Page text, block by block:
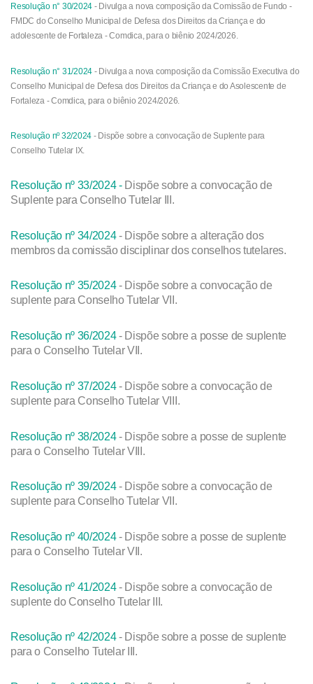
Resolução n° 30/2024 - Divulga a nova composição da Comissão de Fundo -
FMDC do Conselho Municipal de Defesa dos Direitos da Criança e do
adolescente de Fortaleza - Comdica, para o biênio 2024/2026.
Resolução n° 31/2024 - Divulga a nova composição da Comissão Executiva do
Conselho Municipal de Defesa dos Direitos da Criança e do Asolescente de
Fortaleza - Comdica, para o biênio 2024/2026.
Resolução nº 32/2024 - Dispõe sobre a convocação de Suplente para
Conselho Tutelar IX.
Resolução nº 33/2024 - Dispõe sobre a convocação de
Suplente para Conselho Tutelar III.
Resolução nº 34/2024- Dispõe sobre a alteração dos
membros da comissão disciplinar dos conselhos tutelares.
Resolução nº 35/2024- Dispõe sobre a convocação de
suplente para Conselho Tutelar VII.
Resolução nº 36/2024- Dispõe sobre a posse de suplente
para o Conselho Tutelar VII.
Resolução nº 37/2024- Dispõe sobre a convocação de
suplente para Conselho Tutelar VIII.
Resolução nº 38/2024- Dispõe sobre a posse de suplente
para o Conselho Tutelar VIII.
Resolução nº 39/2024- Dispõe sobre a convocação de
suplente para Conselho Tutelar VII.
Resolução nº 40/2024- Dispõe sobre a posse de suplente
para o Conselho Tutelar VII.
Resolução nº 41/2024- Dispõe sobre a convocação de
suplente do Conselho Tutelar III.
Resolução nº 42/2024- Dispõe sobre a posse de suplente
para o Conselho Tutelar III.